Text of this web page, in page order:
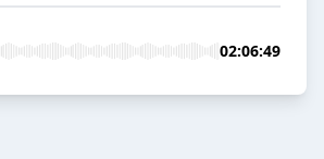
02:06:49